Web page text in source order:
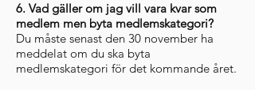
6. Vad gäller om jag vill vara kvar som
medlem men byta medlemskategori?
Du måste senast den 30 november ha
meddelat om du ska byta
medlemskategori för det kommande året.